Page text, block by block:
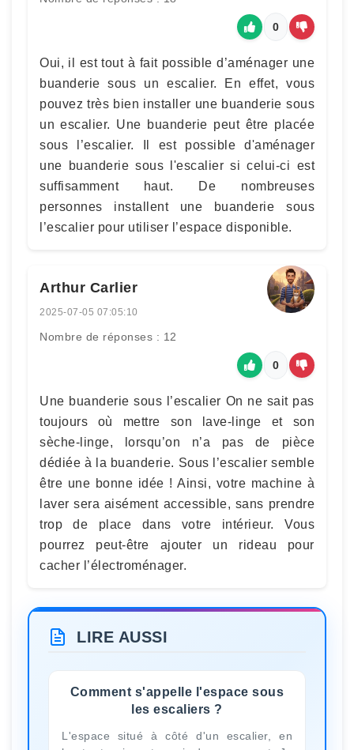
0
Oui, il est tout à fait possible d’aménager une
buanderie sous un escalier. En effet, vous
pouvez très bien installer une buanderie sous
un escalier. Une buanderie peut être placée
sous l’escalier. Il est possible d'aménager
une buanderie sous l'escalier si celui-ci est
suffisamment haut. De nombreuses
personnes installent une buanderie sous
l’escalier pour utiliser l’espace disponible.
Arthur Carlier
2025-07-05 07:05:10
Nombre de réponses : 12
0
Une buanderie sous l’escalier On ne sait pas
toujours où mettre son lave-linge et son
sèche-linge, lorsqu’on n’a pas de pièce
dédiée à la buanderie. Sous l’escalier semble
être une bonne idée ! Ainsi, votre machine à
laver sera aisément accessible, sans prendre
trop de place dans votre intérieur. Vous
pourrez peut-être ajouter un rideau pour
cacher l’électroménager.
LIRE AUSSI
Comment s'appelle l'espace sous
les escaliers ?
L'espace situé à côté d'un escalier, en